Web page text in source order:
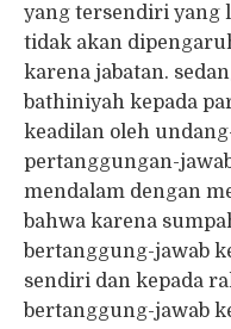
yang tersendiri yang
tidak akan
karena jabatan.
bathiniyah kepada
keadilan oleh
pertanggungan-
mendalam dengan
bahwa karena
bertanggung-jawab
sendiri dan kepada
bertanggung-jawab